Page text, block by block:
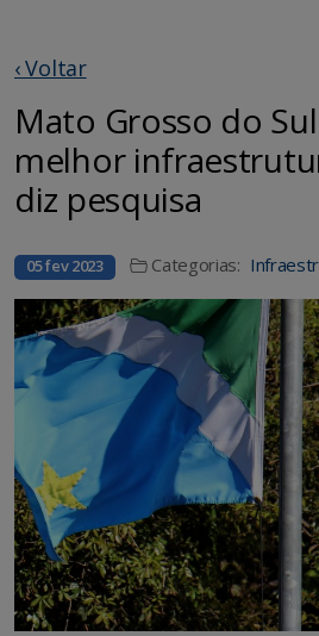
‹ Voltar
Mato Grosso do
melhor
diz pesquisa
05 fev 2023 Categorias: